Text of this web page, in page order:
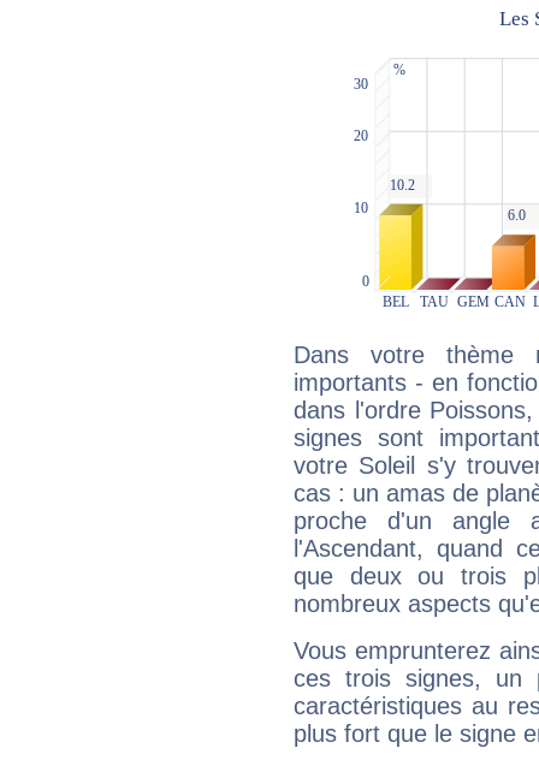
Dans votre thème
importants - en
dans l'ordre
signes sont
votre Soleil s'y
cas : un amas de
proche d'un
l'Ascendant, quand
que deux ou trois
nombreux aspects
Vous emprunterez
ces trois signes, un
caractéristiques au
plus fort que le signe